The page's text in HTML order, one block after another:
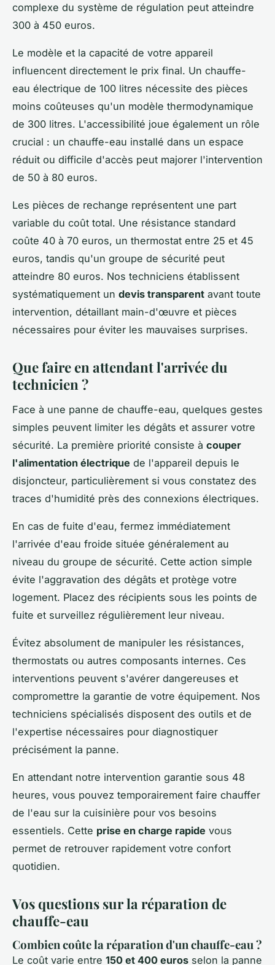
complexe du système de régulation peut atteindre
300 à 450 euros.
Le modèle et la capacité de votre appareil
influencent directement le prix final. Un chauffe-
eau électrique de 100 litres nécessite des pièces
moins coûteuses qu'un modèle thermodynamique
de 300 litres. L'accessibilité joue également un rôle
crucial : un chauffe-eau installé dans un espace
réduit ou difficile d'accès peut majorer l'intervention
de 50 à 80 euros.
Les pièces de rechange représentent une part
variable du coût total. Une résistance standard
coûte 40 à 70 euros, un thermostat entre 25 et 45
euros, tandis qu'un groupe de sécurité peut
atteindre 80 euros. Nos techniciens établissent
systématiquement un devis transparent avant toute
intervention, détaillant main-d'œuvre et pièces
nécessaires pour éviter les mauvaises surprises.
Que faire en attendant l'arrivée du
technicien ?
Face à une panne de chauffe-eau, quelques gestes
simples peuvent limiter les dégâts et assurer votre
sécurité. La première priorité consiste à couper
l'alimentation électrique de l'appareil depuis le
disjoncteur, particulièrement si vous constatez des
traces d'humidité près des connexions électriques.
En cas de fuite d'eau, fermez immédiatement
l'arrivée d'eau froide située généralement au
niveau du groupe de sécurité. Cette action simple
évite l'aggravation des dégâts et protège votre
logement. Placez des récipients sous les points de
fuite et surveillez régulièrement leur niveau.
Évitez absolument de manipuler les résistances,
thermostats ou autres composants internes. Ces
interventions peuvent s'avérer dangereuses et
compromettre la garantie de votre équipement. Nos
techniciens spécialisés disposent des outils et de
l'expertise nécessaires pour diagnostiquer
précisément la panne.
En attendant notre intervention garantie sous 48
heures, vous pouvez temporairement faire chauffer
de l'eau sur la cuisinière pour vos besoins
essentiels. Cette prise en charge rapide vous
permet de retrouver rapidement votre confort
quotidien.
Vos questions sur la réparation de
chauffe-eau
Combien coûte la réparation d'un chauffe-eau ?
Le coût varie entre 150 et 400 euros selon la panne